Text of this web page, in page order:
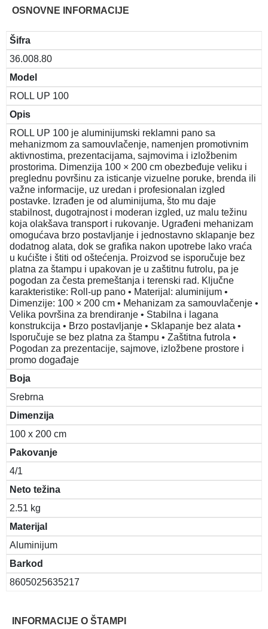
OSNOVNE INFORMACIJE
Šifra
36.008.80
Model
ROLL UP 100
Opis
ROLL UP 100 je aluminijumski reklamni pano sa
mehanizmom za samouvlačenje, namenjen promotivnim
aktivnostima, prezentacijama, sajmovima i izložbenim
prostorima. Dimenzija 100 × 200 cm obezbeđuje veliku i
preglednu površinu za isticanje vizuelne poruke, brenda ili
važne informacije, uz uredan i profesionalan izgled
postavke. Izrađen je od aluminijuma, što mu daje
stabilnost, dugotrajnost i moderan izgled, uz malu težinu
koja olakšava transport i rukovanje. Ugrađeni mehanizam
omogućava brzo postavljanje i jednostavno sklapanje bez
dodatnog alata, dok se grafika nakon upotrebe lako vraća
u kućište i štiti od oštećenja. Proizvod se isporučuje bez
platna za štampu i upakovan je u zaštitnu futrolu, pa je
pogodan za česta premeštanja i terenski rad. Ključne
karakteristike: Roll-up pano • Materijal: aluminijum •
Dimenzije: 100 × 200 cm • Mehanizam za samouvlačenje •
Velika površina za brendiranje • Stabilna i lagana
konstrukcija • Brzo postavljanje • Sklapanje bez alata •
Isporučuje se bez platna za štampu • Zaštitna futrola •
Pogodan za prezentacije, sajmove, izložbene prostore i
promo događaje
Boja
Srebrna
Dimenzija
100 x 200 cm
Pakovanje
4/1
Neto težina
2.51 kg
Materijal
Aluminijum
Barkod
8605025635217
INFORMACIJE O ŠTAMPI